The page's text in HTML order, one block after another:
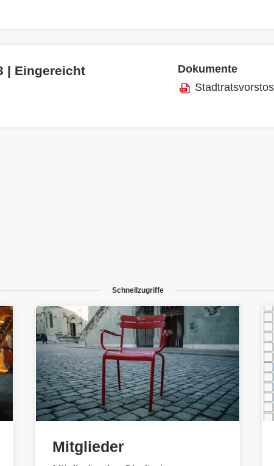
| Eingereicht
Dokumente
Schnellzugriffe
Mitglieder